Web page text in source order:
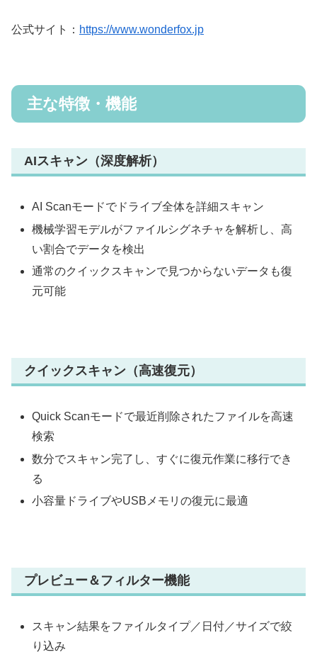
公式サイト： https://www.wonderfox.jp
主な特徴・機能
AIスキャン（深度解析）
AI Scanモードでドライブ全体を詳細スキャン
機械学習モデルがファイルシグネチャを解析し、高
い割合でデータを検出
通常のクイックスキャンで見つからないデータも復
元可能
クイックスキャン（高速復元）
Quick Scanモードで最近削除されたファイルを高速
検索
数分でスキャン完了し、すぐに復元作業に移行でき
る
小容量ドライブやUSBメモリの復元に最適
プレビュー＆フィルター機能
スキャン結果をファイルタイプ／日付／サイズで絞
り込み